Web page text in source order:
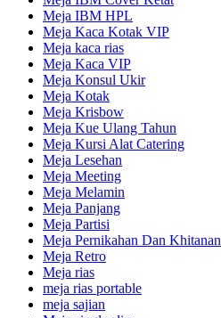
Meja IBM HPL
Meja Kaca Kotak VIP
Meja kaca rias
Meja Kaca VIP
Meja Konsul Ukir
Meja Kotak
Meja Krisbow
Meja Kue Ulang Tahun
Meja Kursi Alat Catering
Meja Lesehan
Meja Meeting
Meja Melamin
Meja Panjang
Meja Partisi
Meja Pernikahan Dan Khitanan
Meja Retro
Meja rias
meja rias portable
meja sajian